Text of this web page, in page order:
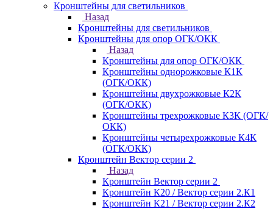
Кронштейны для светильников
Назад
Кронштейны для светильников
Кронштейны для опор ОГК/ОКК
Назад
Кронштейны для опор ОГК/ОКК
Кронштейны однорожковые К1К
(ОГК/ОКК)
Кронштейны двухрожковые К2К
(ОГК/ОКК)
Кронштейны трехрожковые К3К (ОГК/
ОКК)
Кронштейны четырехрожковые К4К
(ОГК/ОКК)
Кронштейн Вектор серии 2
Назад
Кронштейн Вектор серии 2
Кронштейн К20 / Вектор серии 2.К1
Кронштейн К21 / Вектор серии 2.К2